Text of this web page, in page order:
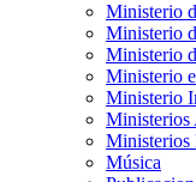
Ministerio
Ministerio
Ministerio
Ministerio
Ministerio
Ministerios
Ministerios
Música